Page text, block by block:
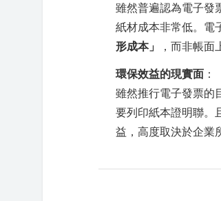
雖然普遍認為電子發
紙材成本非常低。電
形成本」
，而非帳面
環保效益的現實面 ：
雖然推行電子發票的
要列印紙本證明聯。
益，高度取決於企業